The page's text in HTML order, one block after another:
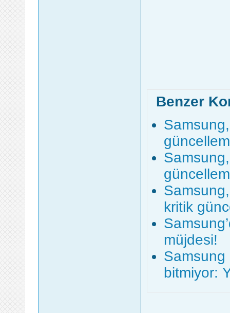
Benzer
kritik
müjdesi!
Samsung
bitmiyor: